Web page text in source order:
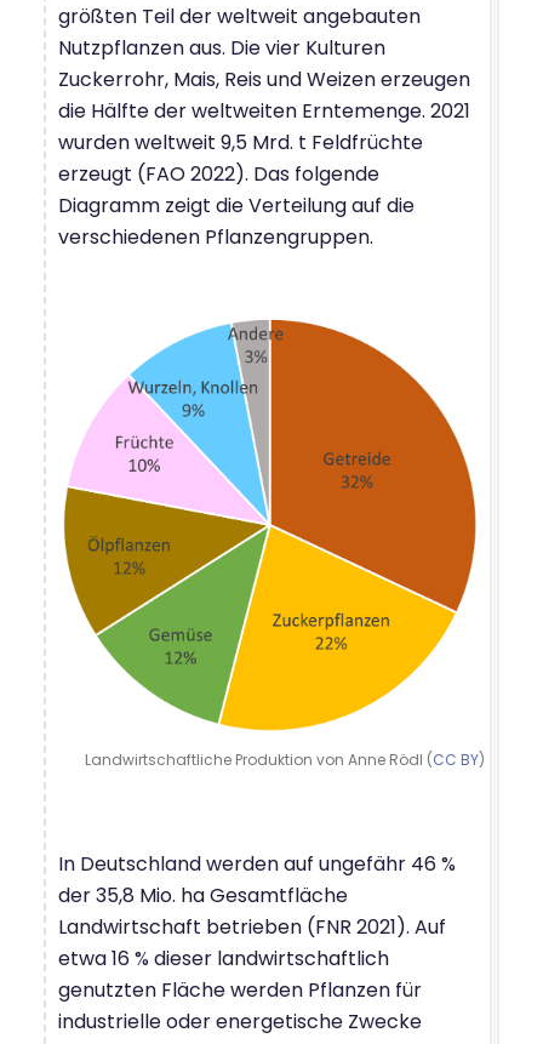
größten Teil der weltweit angebauten
Nutzpflanzen aus. Die vier Kulturen
Zuckerrohr, Mais, Reis und Weizen erzeugen
die Hälfte der weltweiten Erntemenge. 2021
wurden weltweit 9,5 Mrd. t Feldfrüchte
erzeugt (FAO 2022). Das folgende
Diagramm zeigt die Verteilung auf die
verschiedenen Pflanzengruppen.
Landwirtschaftliche Produktion von Anne Rödl (CC BY)
In Deutschland werden auf ungefähr 46 %
der 35,8 Mio. ha Gesamtfläche
Landwirtschaft betrieben (FNR 2021). Auf
etwa 16 % dieser landwirtschaftlich
genutzten Fläche werden Pflanzen für
industrielle oder energetische Zwecke